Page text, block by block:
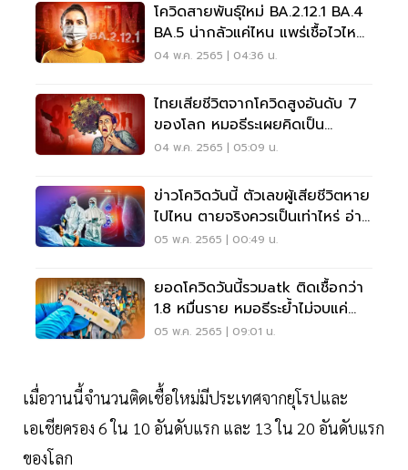
โควิดสายพันธุ์ใหม่ BA.2.12.1 BA.4
BA.5 น่ากลัวแค่ไหน แพร่เชื้อไวไหม
อ่านเลย
04 พ.ค. 2565 | 04:36 น.
ไทยเสียชีวิตจากโควิดสูงอันดับ 7
ของโลก หมอธีระเผยคิดเป็น
30.92% เอเชีย
04 พ.ค. 2565 | 05:09 น.
ข่าวโควิดวันนี้ ตัวเลขผู้เสียชีวิตหาย
ไปไหน ตายจริงควรเป็นเท่าไหร่ อ่าน
เลย
05 พ.ค. 2565 | 00:49 น.
ยอดโควิดวันนี้รวมatk ติดเชื้อกว่า
1.8 หมื่นราย หมอธีระย้ำไม่จบแค่
หาย ตาย
05 พ.ค. 2565 | 09:01 น.
เมื่อวานนี้จำนวนติดเชื้อใหม่มีประเทศจากยุโรปและ
เอเชียครอง 6 ใน 10 อันดับแรก และ 13 ใน 20 อันดับแรก
ของโลก